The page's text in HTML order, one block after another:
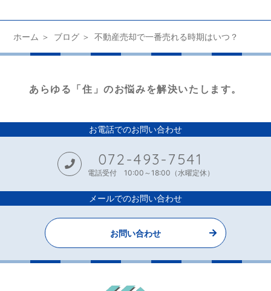
ホーム ブログ 不動産売却で一番売れる時期はいつ？
あらゆる「住」のお悩みを解決いたします。
お電話でのお問い合わせ
072-493-7541
電話受付 10:00～18:00（水曜定休）
メールでのお問い合わせ
お問い合わせ